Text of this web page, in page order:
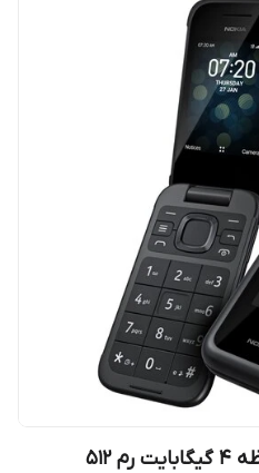
گوشی نوکیا 2760 Flip | حافظه 4 گیگابایت رم 512